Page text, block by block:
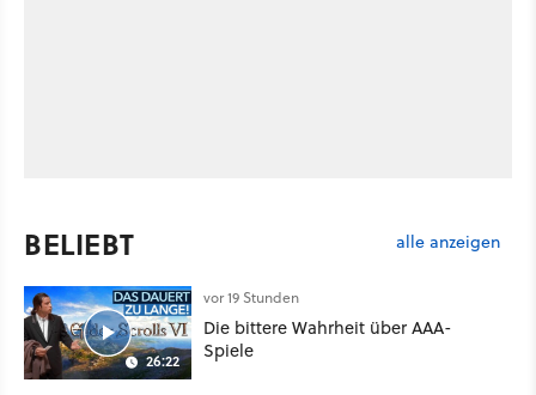
BELIEBT alle anzeigen
26:22
vor 19 Stunden
Die bittere Wahrheit über AAA-
Spiele